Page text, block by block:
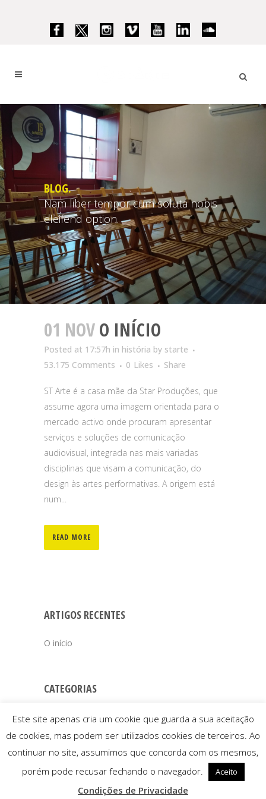
BLOG.
Nam liber tempor cum soluta nobis
eleifend option.
01 NOVO INÍCIO
Posted at 17:57h in história by starte
53.175 Comments
0 Likes Share
ST Arte é a casa mãe da Star Produções, que
assume agora uma imagem orientada para o
mercado activo onde procuram apresentar
serviços e soluções de comunicação
audiovisual, integrada nas mais variadas
disciplinas que visam a comunicação, do
design às artes performativas. A origem está
num...
READ MORE
ARTIGOS RECENTES
O início
CATEGORIAS
história
© 2025 Associação ST Arte |Condições de Privacidade
Este site apenas cria um cookie que guarda a sua aceitação
de cookies, mas podem ser utilizados cookies de terceiros. Ao
continuar no site, assumimos que concorda com os mesmos,
porém pode recusar fechando o navegador.
Aceito
Condições de Privacidade